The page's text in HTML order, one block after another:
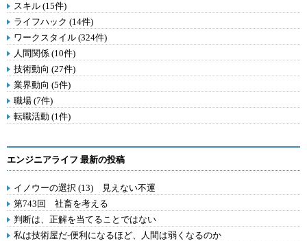
スキル (15件)
ライフハック (14件)
ワークスタイル (324件)
人間関係 (10件)
技術動向 (27件)
業界動向 (5件)
職場 (7件)
転職活動 (1件)
エンジニアライフ 最新の投稿
イノウーの選択 (13) 見えない不運
第743回 社畜を考える
判断は、正解を当てることではない
私は技術屋だ-便利になるほど、人間は弱くなるのか